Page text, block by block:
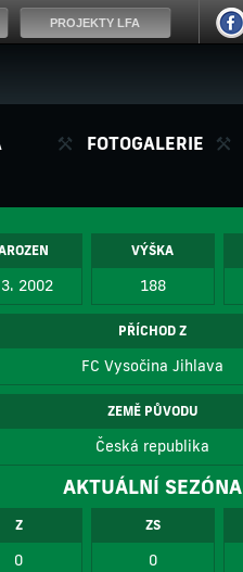
FOTOGALERIE
2002
VÝŠKA
188
PŘÍCHOD Z
FC Vysočina Jihlava
ZEMĚ PŮVODU
Česká republika
AKTUÁLNÍ SEZÓNA
Z
0
ZS
0
PROJEKTY LFA